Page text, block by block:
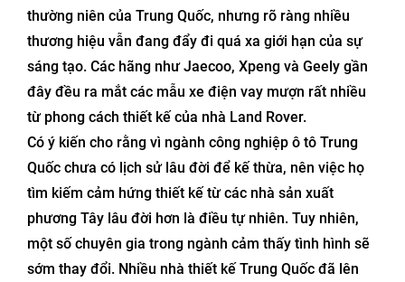
thường niên của Trung Quốc, nhưng rõ ràng nhiều
thương hiệu vẫn đang đẩy đi quá xa giới hạn của sự
sáng tạo. Các hãng như Jaecoo, Xpeng và Geely gần
đây đều ra mắt các mẫu xe điện vay mượn rất nhiều
từ phong cách thiết kế của nhà Land Rover.
Có ý kiến cho rằng vì ngành công nghiệp ô tô Trung
Quốc chưa có lịch sử lâu đời để kế thừa, nên việc họ
tìm kiếm cảm hứng thiết kế từ các nhà sản xuất
phương Tây lâu đời hơn là điều tự nhiên. Tuy nhiên,
một số chuyên gia trong ngành cảm thấy tình hình sẽ
sớm thay đổi. Nhiều nhà thiết kế Trung Quốc đã lên